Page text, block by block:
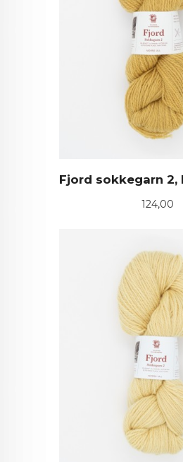
Fjord sokkegarn 2,
Pris
124,00